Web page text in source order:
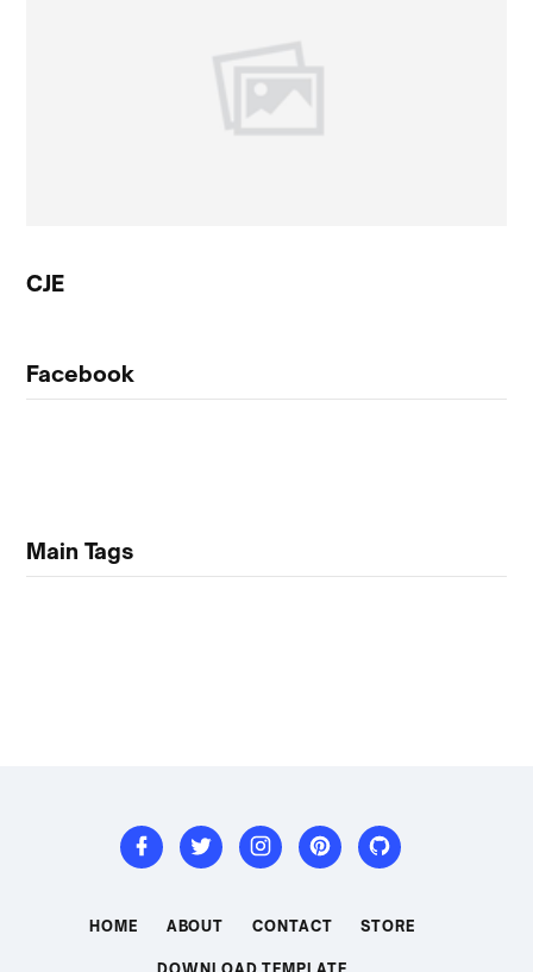
CJE
Facebook
Main Tags
HOME ABOUT CONTACT STORE